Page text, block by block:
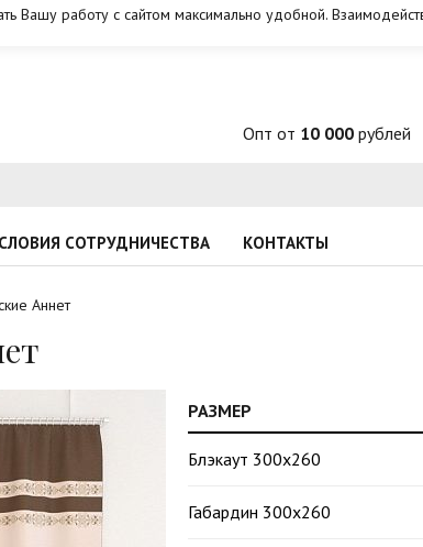
Вашу работу с сайтом максимально удобной.
Опт от 10 000 рублей
СОТРУДНИЧЕСТВА КОНТАКТЫ
Аннет
РАЗМЕР
Блэкаут 300х260
Габардин 300х260